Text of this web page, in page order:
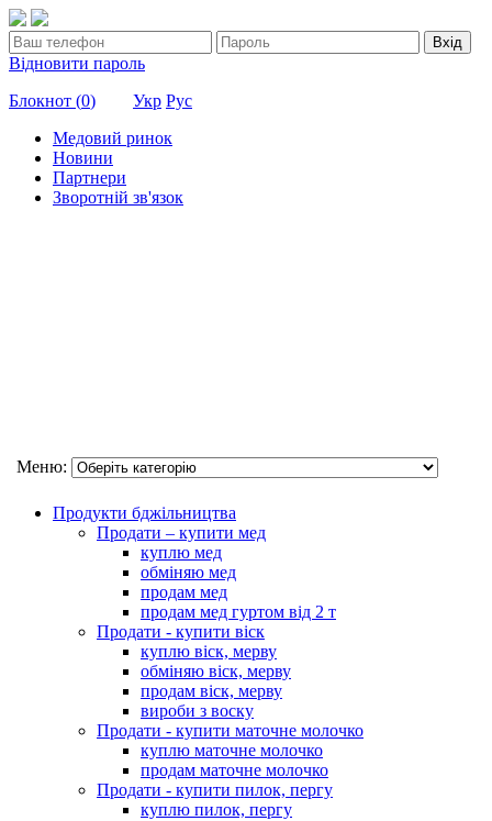
Вхід
Відновити пароль
Блокнот (0) Укр Рус
Медовий ринок
Новини
Партнери
Зворотній зв'язок
Меню:
Продукти бджільництва
Продати – купити мед
куплю мед
обміняю мед
продам мед
продам мед гуртом від 2 т
Продати - купити віск
куплю віск, мерву
обміняю віск, мерву
продам віск, мерву
вироби з воску
Продати - купити маточне молочко
куплю маточне молочко
продам маточне молочко
Продати - купити пилок, пергу
куплю пилок, пергу